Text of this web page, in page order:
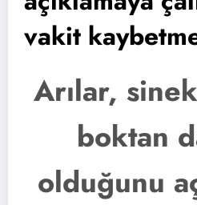
vakit
Arılar,
boktan
olduğunu